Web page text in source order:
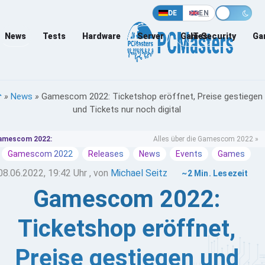
DE EN
News Tests Hardware Server Games
IT-Security
» News » Gamescom 2022: Ticketshop eröffnet, Preise gestiegen
und Tickets nur noch digital
2022: Alles über die Gamescom 2022 »
Gamescom 2022 Releases News Events Games
19:42 Uhr , von Michael Seitz ~2 Min. Lesezeit
Gamescom 2022:
Ticketshop eröffnet,
Preise gestiegen und